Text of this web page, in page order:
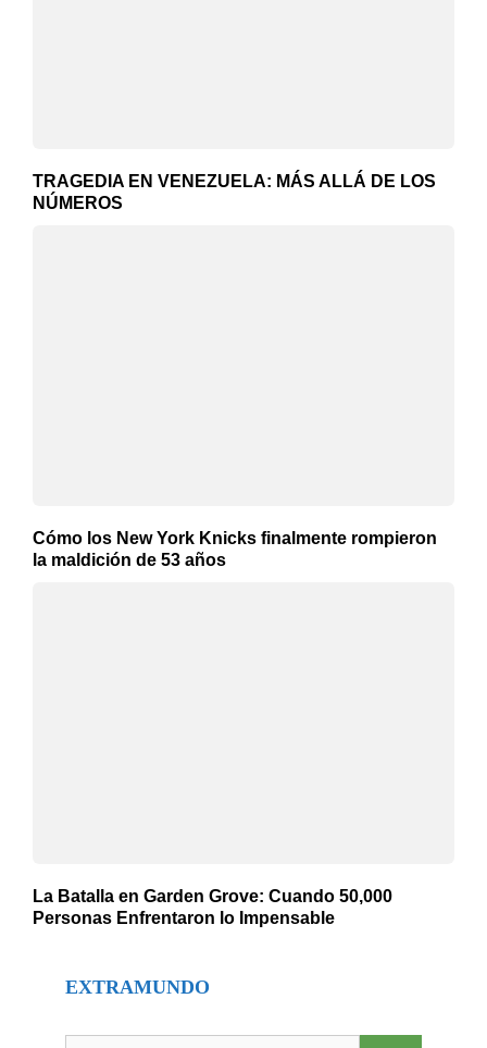
TRAGEDIA EN VENEZUELA: MÁS ALLÁ DE LOS
NÚMEROS
Cómo los New York Knicks finalmente rompieron
la maldición de 53 años
La Batalla en Garden Grove: Cuando 50,000
Personas Enfrentaron lo Impensable
EXTRAMUNDO